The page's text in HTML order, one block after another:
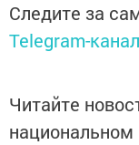
Следите за
Telegram-
Читайте